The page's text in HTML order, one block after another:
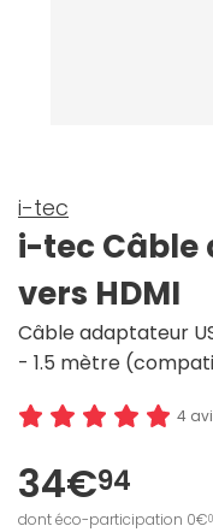
i-tec
i-tec Câble
vers HDMI
Câble adaptateur
- 1.5 mètre
4
34€94
dont éco-participation 0€